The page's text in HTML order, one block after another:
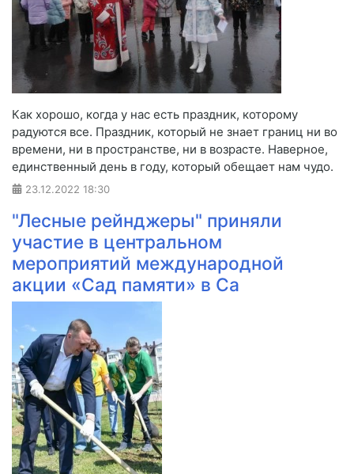
Как хорошо, когда у нас есть праздник, которому
радуются все. Праздник, который не знает границ ни во
времени, ни в пространстве, ни в возрасте. Наверное,
единственный день в году, который обещает нам чудо.
23.12.2022 18:30
"Лесные рейнджеры" приняли
участие в центральном
мероприятий международной
акции «Сад памяти» в Са